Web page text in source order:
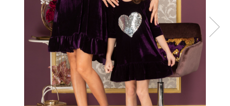
Rochii din dantela
Rochii din tafta
Rochii cu paiete
Rochii din tul
Rochii din catifea
Rochii din Barbie/Bistrech
Rochii din saten
Rochii voal